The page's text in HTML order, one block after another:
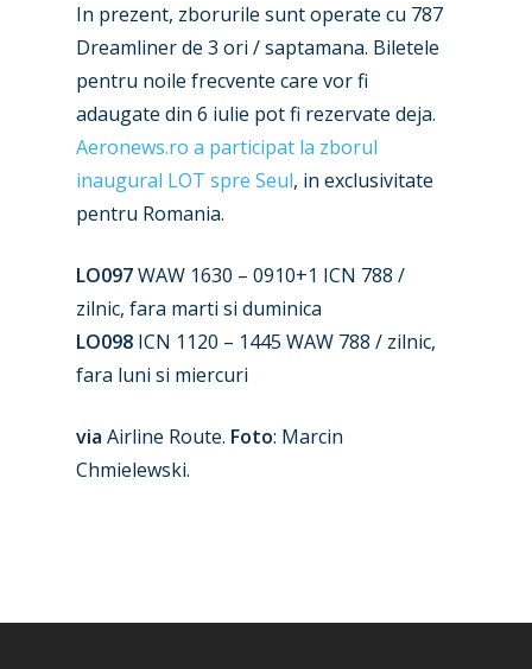
In prezent, zborurile sunt operate cu 787
Dreamliner de 3 ori / saptamana. Biletele
pentru noile frecvente care vor fi
adaugate din 6 iulie pot fi rezervate deja.
Aeronews.ro a participat la zborul
inaugural LOT spre Seul, in exclusivitate
pentru Romania.
LO097WAW 1630 – 0910+1 ICN 788 /
zilnic, fara marti si duminica
LO098 ICN 1120 – 1445 WAW 788 / zilnic,
fara luni si miercuri
via Airline Route. Foto: Marcin
Chmielewski.
New Routes
Airshows
Paris 2025
Paris 2023
Business Jets